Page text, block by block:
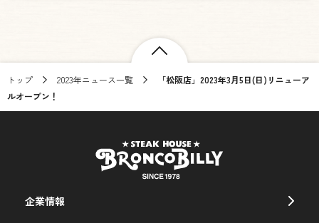
トップ 2023年ニュース一覧
「松阪店」2023年3月5日(日)リニューア
ルオープン！
企業情報